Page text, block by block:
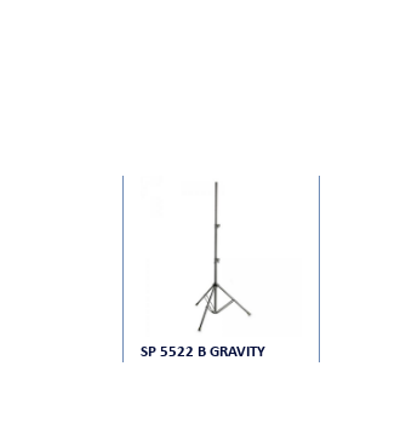
SP 5522 B GRAVITY